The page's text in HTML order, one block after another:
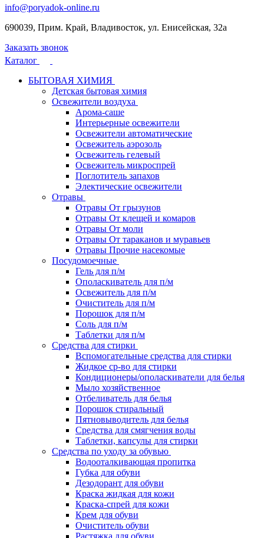
info@poryadok-online.ru
690039, Прим. Край, Владивосток, ул. Енисейская, 32а
Заказать звонок
Каталог
БЫТОВАЯ ХИМИЯ
Детская бытовая химия
Освежители воздуха
Арома-саше
Интерьерные освежители
Освежители автоматические
Освежитель аэрозоль
Освежитель гелевый
Освежитель микроспрей
Поглотитель запахов
Электические освежители
Отравы
Отравы От грызунов
Отравы От клещей и комаров
Отравы От моли
Отравы От тараканов и муравьев
Отравы Прочие насекомые
Посудомоечные
Гель для п/м
Ополаскиватель для п/м
Освежитель для п/м
Очиститель для п/м
Порошок для п/м
Соль для п/м
Таблетки для п/м
Средства для стирки
Вспомогательные средства для стирки
Жидкое ср-во для стирки
Кондиционеры/ополаскиватели для белья
Мыло хозяйственное
Отбеливатель для белья
Порошок стиральный
Пятновыводитель для белья
Средства для смягчения воды
Таблетки, капсулы для стирки
Средства по уходу за обувью
Водооталкивающая пропитка
Губка для обуви
Дезодорант для обуви
Краска жидкая для кожи
Краска-спрей для кожи
Крем для обуви
Очиститель обуви
Растяжка для обуви